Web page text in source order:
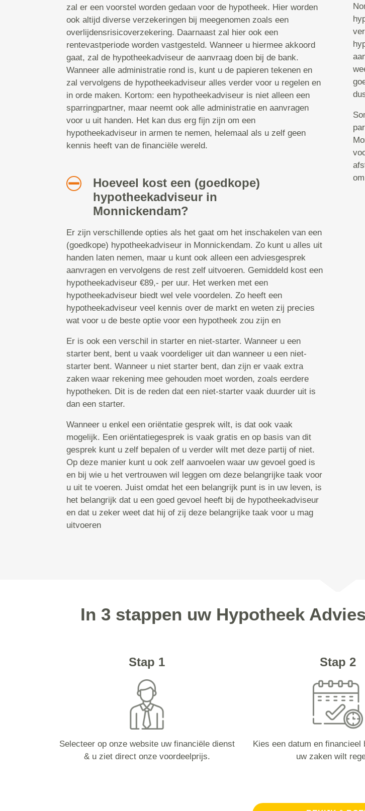
zal er een voorstel worden gedaan voor de hypotheek. Hier worden
ook altijd diverse verzekeringen bij meegenomen zoals een
overlijdensrisicoverzekering. Daarnaast zal hier ook een
rentevastperiode worden vastgesteld. Wanneer u hiermee akkoord
gaat, zal de hypotheekadviseur de aanvraag doen bij de bank.
Wanneer alle administratie rond is, kunt u de papieren tekenen en
zal vervolgens de hypotheekadviseur alles verder voor u regelen en
in orde maken. Kortom: een hypotheekadviseur is niet alleen een
sparringpartner, maar neemt ook alle administratie en aanvragen
voor u uit handen. Het kan dus erg fijn zijn om een
hypotheekadviseur in armen te nemen, helemaal als u zelf geen
kennis heeft van de financiële wereld.
Hoeveel kost een (goedkope)
hypotheekadviseur in
Monnickendam?
Er zijn verschillende opties als het gaat om het inschakelen van een
(goedkope) hypotheekadviseur in Monnickendam. Zo kunt u alles uit
handen laten nemen, maar u kunt ook alleen een adviesgesprek
aanvragen en vervolgens de rest zelf uitvoeren. Gemiddeld kost een
hypotheekadviseur €89,- per uur. Het werken met een
hypotheekadviseur biedt wel vele voordelen. Zo heeft een
hypotheekadviseur veel kennis over de markt en weten zij precies
wat voor u de beste optie voor een hypotheek zou zijn en
Er is ook een verschil in starter en niet-starter. Wanneer u een
starter bent, bent u vaak voordeliger uit dan wanneer u een niet-
starter bent. Wanneer u niet starter bent, dan zijn er vaak extra
zaken waar rekening mee gehouden moet worden, zoals eerdere
hypotheken. Dit is de reden dat een niet-starter vaak duurder uit is
dan een starter.
Wanneer u enkel een oriëntatie gesprek wilt, is dat ook vaak
mogelijk. Een oriëntatiegesprek is vaak gratis en op basis van dit
gesprek kunt u zelf bepalen of u verder wilt met deze partij of niet.
Op deze manier kunt u ook zelf aanvoelen waar uw gevoel goed is
en bij wie u het vertrouwen wil leggen om deze belangrijke taak voor
u uit te voeren. Juist omdat het een belangrijk punt is in uw leven, is
het belangrijk dat u een goed gevoel heeft bij de hypotheekadviseur
en dat u zeker weet dat hij of zij deze belangrijke taak voor u mag
uitvoeren
In 3 stappen uw Hypotheek
Stap 1
Selecteer op onze website uw financiële dienst
& u ziet direct onze voordeelprijs.
Stap 2
Kies een datum en financieel
uw zaken wilt